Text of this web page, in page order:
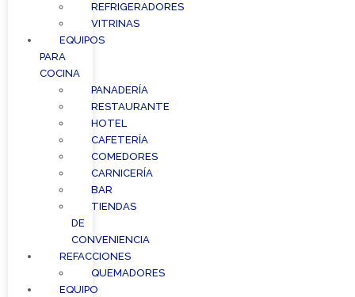
REFRIGERADORES
VITRINAS
EQUIPOS
PARA
COCINA
PANADERÍA
RESTAURANTE
HOTEL
CAFETERÍA
COMEDORES
CARNICERÍA
BAR
TIENDAS
DE
CONVENIENCIA
REFACCIONES
QUEMADORES
EQUIPO